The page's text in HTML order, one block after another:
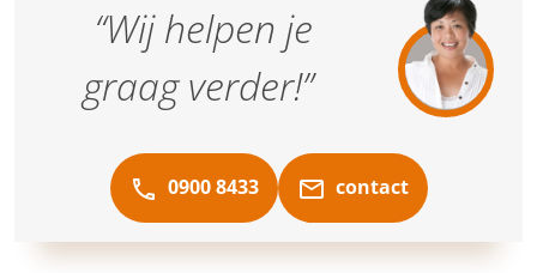
“Wij helpen je
graag verder!”
0900 8433 contact